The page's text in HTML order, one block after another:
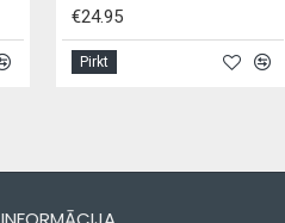
€24.95